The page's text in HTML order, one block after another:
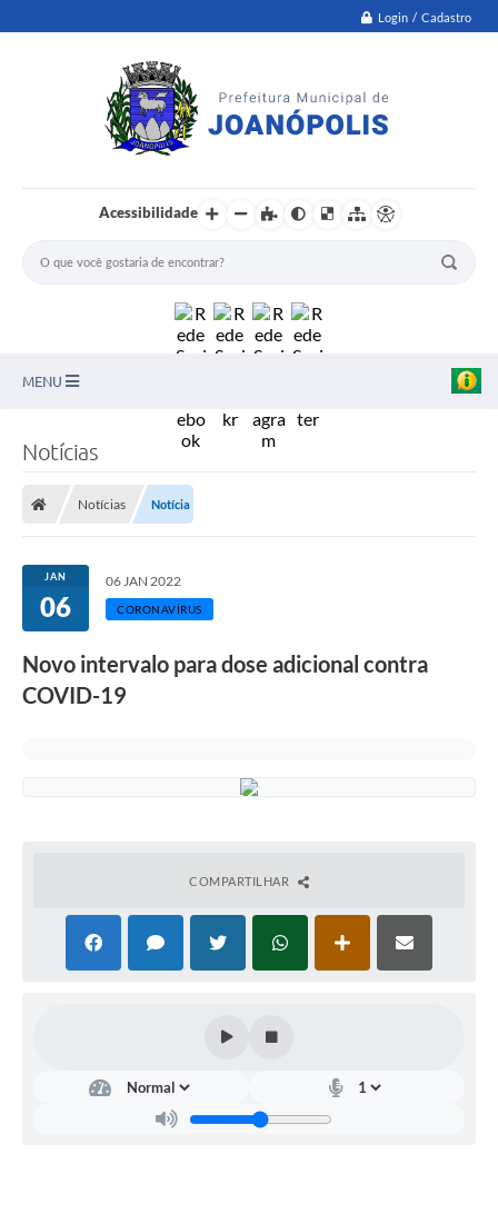
Login / Cadastro
Acessibilidade
MENU
Transparência
Editais
Diário Oficial
Conselhos
Carta de Serviços
Notícias
Notícias Notícia
JAN
06
06 JAN 2022
CORONAVÍRUS
Novo intervalo para dose adicional contra
COVID-19
COMPARTILHAR